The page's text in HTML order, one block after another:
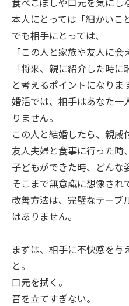
本人にとっては「細かいこ
でも相手にとっては、
「この人と家族や友人に会
「将来、親に紹介した時に
と考えるポイントになりま
婚活では、相手はあなた一
りません。
この人と結婚したら、親戚
友人夫婦と食事に行った時
子どもができた時、どんな
そこまで無意識に想像され
改善方法は、完璧なテーブ
はありません。
まずは、相手に不快感を
と。
口元を拭く。
音を立てすぎない。